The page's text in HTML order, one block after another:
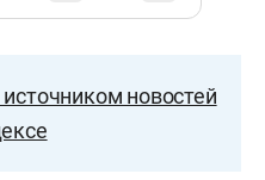
новостей